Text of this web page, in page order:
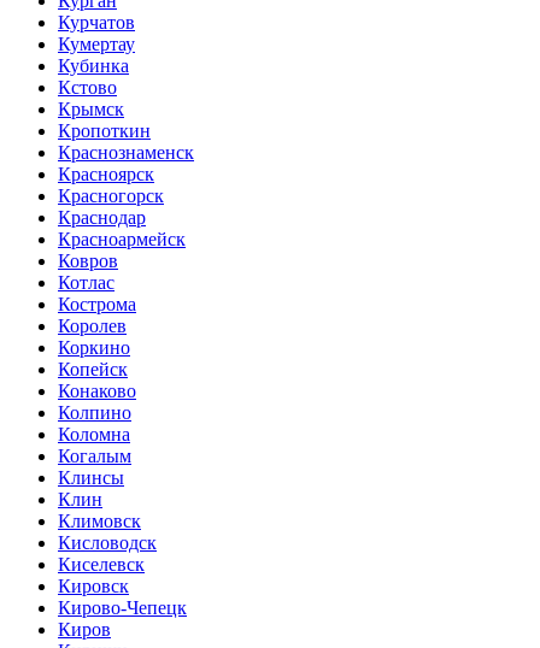
Курчатов
Кумертау
Кубинка
Кстово
Крымск
Кропоткин
Краснознаменск
Красноярск
Красногорск
Краснодар
Красноармейск
Ковров
Котлас
Кострома
Королев
Коркино
Копейск
Конаково
Колпино
Коломна
Когалым
Клинсы
Клин
Климовск
Кисловодск
Киселевск
Кировск
Кирово-Чепецк
Киров